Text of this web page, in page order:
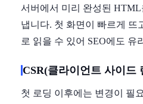
서버에서 미리 완성된
냅니다. 첫 화면이 빠르게 뜨
로 읽을 수 있어 SEO에도 유
CSR(클라이언트 사이드
첫 로딩 이후에는 변경이 필